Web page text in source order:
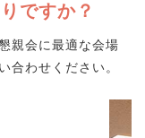
ですか？
親会に最適な会場
合わせください。